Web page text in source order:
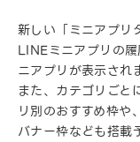
新しい「ミニアプリ
LINEミニアプリの
ニアプリが表示されま
また、カテゴリごと
リ別のおすすめ枠や
バナー枠なども搭載